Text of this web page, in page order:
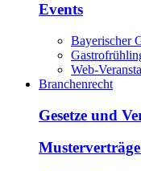
Events
Bayerischer
Web-
Branchenrecht
Gesetze und